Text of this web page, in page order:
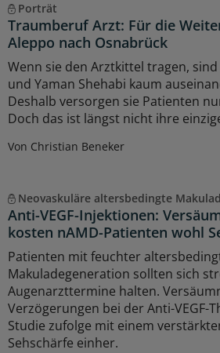
Porträt
Traumberuf Arzt: Für die
Aleppo nach Osnabrück
Wenn sie den Arztkittel tragen,
und Yaman Shehabi kaum
Deshalb versorgen sie Patienten
Doch das ist längst nicht ihre
Von Christian Beneker
Neovaskuläre altersbedingte
Anti-VEGF-Injektionen:
kosten nAMD-Patienten wohl
Patienten mit feuchter
Makuladegeneration sollten sich
Augenarzttermine halten.
Verzögerungen bei der Anti-VEGF-
Studie zufolge mit einem
Sehschärfe einher.